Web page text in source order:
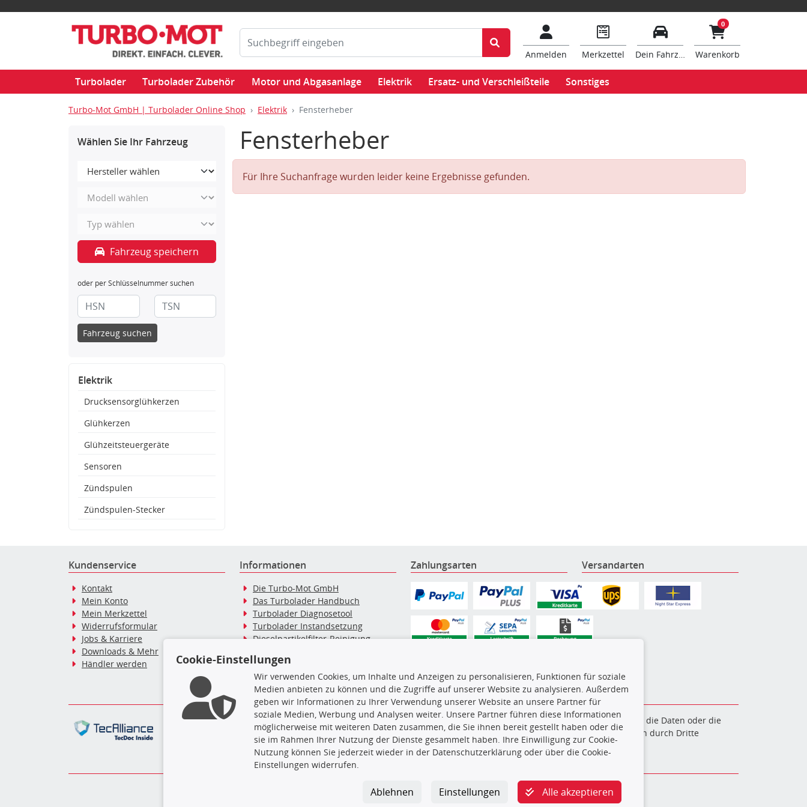
Anmelden Merkzettel Dein Fahrzeug
0
Warenkorb
Turbolader Turbolader Zubehör Motor und Abgasanlage Elektrik Ersatz- und Verschleißteile Sonstiges
Turbo-Mot GmbH | Turbolader Online Shop Elektrik Fensterheber
Wählen Sie Ihr Fahrzeug
Fahrzeug speichern
oder per Schlüsselnummer suchen
Fahrzeug suchen
Elektrik
Drucksensorglühkerzen
Glühkerzen
Glühzeitsteuergeräte
Sensoren
Zündspulen
Zündspulen-Stecker
Fensterheber
Für Ihre Suchanfrage wurden leider keine Ergebnisse gefunden.
Kundenservice
Kontakt
Mein Konto
Mein Merkzettel
Widerrufsformular
Jobs & Karriere
Downloads & Mehr
Händler werden
Informationen
Die Turbo-Mot GmbH
Das Turbolader Handbuch
Turbolader Diagnosetool
Turbolader Instandsetzung
Dieselpartikelfilter-Reinigung
Turbolader Hersteller
Turbolader nach Auto Marke
Zahlungsarten Versandarten
Die hier angezeigten Daten, insbesondere die gesamte Datenbank, dürfen nicht kopiert werden. Es ist zu unterlassen, die Daten oder die
gesamte Datenbank ohne vorherige Zustimmung TecDocs zu vervielfältigen, zu verbreiten und/oder diese Handlungen durch Dritte
ausführen zu lassen. Ein Zuwiderhandeln stellt eine Urheberrechtsverletzung dar und wird verfolgt.
33415 Verl | +49 (0) 5246 / 83899-0
info@turbo-mot.de
| Barrierefreiheitserklärung
Cookie-Einstellungen
Wir verwenden Cookies, um Inhalte und Anzeigen zu personalisieren, Funktionen für soziale
Medien anbieten zu können und die Zugriffe auf unserer Website zu analysieren. Außerdem
geben wir Informationen zu Ihrer Verwendung unserer Website an unsere Partner für
soziale Medien, Werbung und Analysen weiter. Unsere Partner führen diese Informationen
möglicherweise mit weiteren Daten zusammen, die Sie ihnen bereit gestellt haben oder die
sie im Rahmen Ihrer Nutzung der Dienste gesammelt haben. Ihre Einwilligung zur Cookie-
Nutzung können Sie jederzeit wieder in der Datenschutzerklärung oder über die Cookie-
Einstellungen widerrufen.
Alle akzeptieren
Einstellungen
Ablehnen